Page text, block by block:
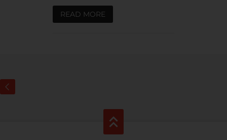
READ MORE